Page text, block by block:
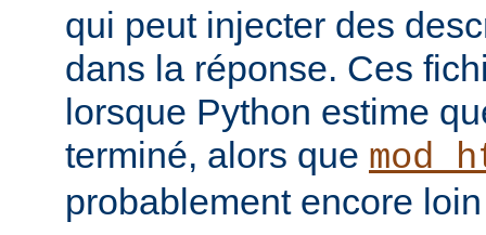
qui peut injecter des
dans la réponse. Ces
lorsque Python estime
terminé, alors que
probablement encore